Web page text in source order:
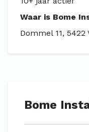
Waar is Bome
Dommel 11, 5422
Bome